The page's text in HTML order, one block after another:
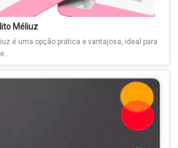
Méliuz
é uma opção prática e vantajosa, ideal para